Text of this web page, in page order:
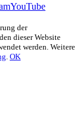
YouTube
der
dieser Website
werden. Weitere
. OK